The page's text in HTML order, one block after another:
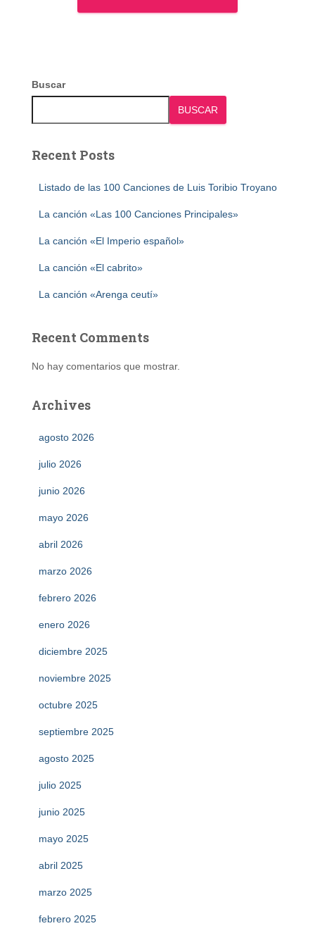
Buscar
BUSCAR
Recent Posts
Listado de las 100 Canciones de Luis Toribio Troyano
La canción «Las 100 Canciones Principales»
La canción «El Imperio español»
La canción «El cabrito»
La canción «Arenga ceutí»
Recent Comments
No hay comentarios que mostrar.
Archives
agosto 2026
julio 2026
junio 2026
mayo 2026
abril 2026
marzo 2026
febrero 2026
enero 2026
diciembre 2025
noviembre 2025
octubre 2025
septiembre 2025
agosto 2025
julio 2025
junio 2025
mayo 2025
abril 2025
marzo 2025
febrero 2025